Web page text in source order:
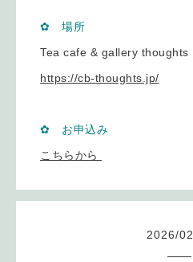
✿ 場所
Tea cafe & gallery thoughts
https://cb-thoughts.jp/
✿ お申込み
こちらから
2026/02